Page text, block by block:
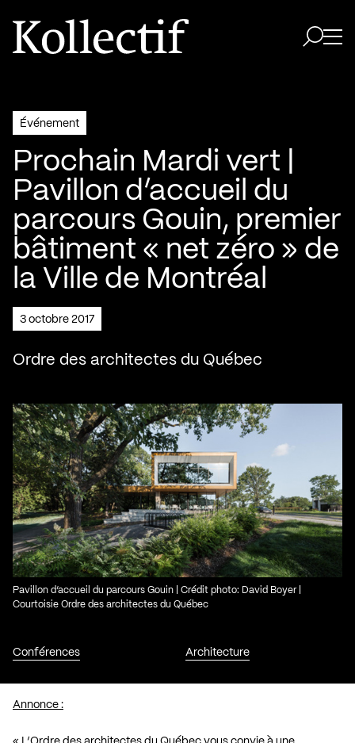
Aller à la page d'accueil
Logo Kollectif
Événement
Prochain Mardi vert |
Pavillon d’accueil du
parcours Gouin, premier
bâtiment « net zéro » de
la Ville de Montréal
3 octobre 2017
Ordre des architectes du Québec
Conférences Architecture
Pavillon d’accueil du parcours Gouin | Crédit photo: David Boyer |
Courtoisie Ordre des architectes du Québec
Annonce :